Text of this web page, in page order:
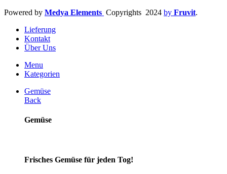
Powered by Medya Elements Copyrights 2024 by Fruvit.
Lieferung
Kontakt
Über Uns
Menu
Kategorien
Gemüse
Back
Gemüse
Frisches Gemüse für jeden Tog!